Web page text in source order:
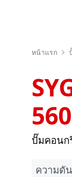
หน้าแรก
ปั๊มคอนก
ความดัน